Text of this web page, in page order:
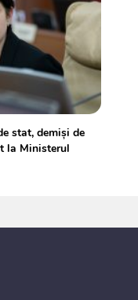
stat, demiși de
la Ministerul